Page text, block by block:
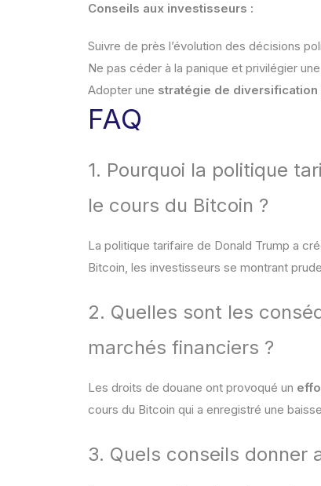
Conseils aux investisseurs :
Suivre de près l’évolution des décisions
Ne pas céder à la panique et privilégier une
Adopter une stratégie de diversification
FAQ
1. Pourquoi la politique
le cours du Bitcoin ?
La politique tarifaire de Donald Trump a
Bitcoin, les investisseurs se montrant
2. Quelles sont les
marchés financiers ?
Les droits de douane ont provoqué un
cours du Bitcoin qui a enregistré une
3. Quels conseils donner